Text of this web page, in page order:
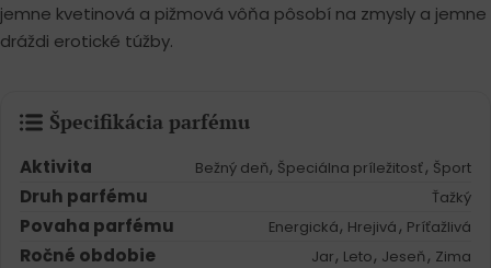
jemne kvetinová a pižmová vôňa pôsobí na zmysly a jemne
dráždi erotické túžby.
Špecifikácia parfému
Aktivita Bežný deň, Špeciálna príležitosť, Šport
Druh parfému Ťažký
Povaha parfému Energická, Hrejivá , Príťažlivá
Ročné obdobie Jar, Leto, Jeseň , Zima